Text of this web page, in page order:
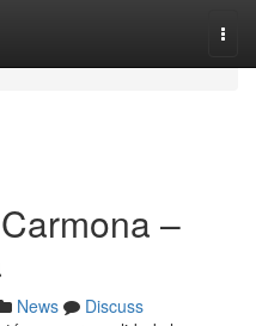
–
News
Discuss